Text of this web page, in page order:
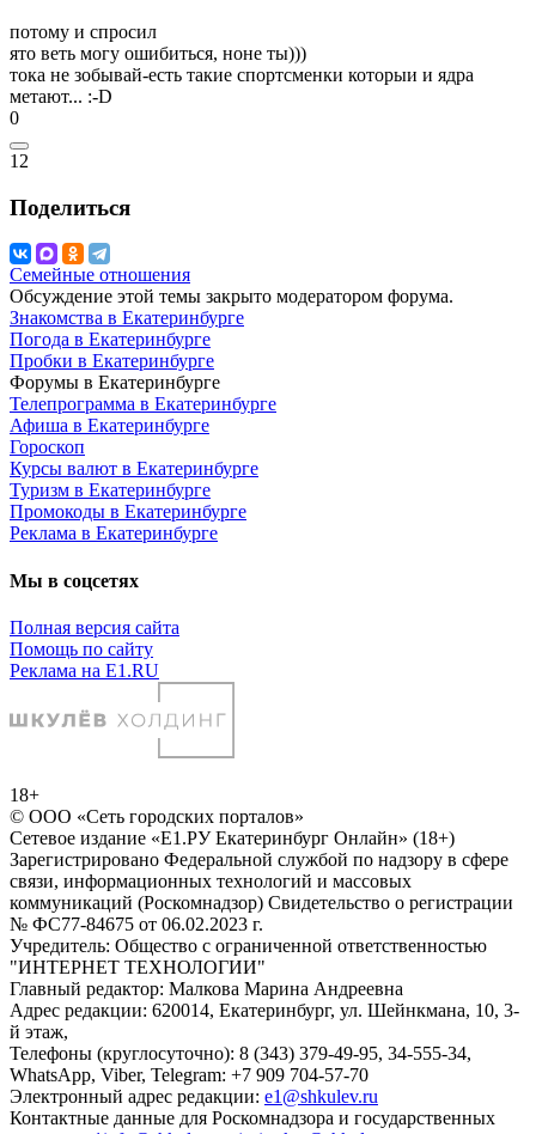
потому и спросил
ято веть могу ошибиться, ноне ты)))
тока не зобывай-есть такие спортсменки которыи и ядра
метают... :-D
0
12
Поделиться
Семейные отношения
Обсуждение этой темы закрыто модератором форума.
Знакомства в Екатеринбурге
Погода в Екатеринбурге
Пробки в Екатеринбурге
Форумы в Екатеринбурге
Телепрограмма в Екатеринбурге
Афиша в Екатеринбурге
Гороскоп
Курсы валют в Екатеринбурге
Туризм в Екатеринбурге
Промокоды в Екатеринбурге
Реклама в Екатеринбурге
Мы в соцсетях
Полная версия сайта
Помощь по сайту
Реклама на E1.RU
18+
© ООО «Сеть городских порталов»
Сетевое издание «Е1.РУ Екатеринбург Онлайн» (18+)
Зарегистрировано Федеральной службой по надзору в сфере
связи, информационных технологий и массовых
коммуникаций (Роскомнадзор) Свидетельство о регистрации
№ ФС77-84675 от 06.02.2023 г.
Учредитель: Общество с ограниченной ответственностью
"ИНТЕРНЕТ ТЕХНОЛОГИИ"
Главный редактор: Малкова Марина Андреевна
Адрес редакции: 620014, Екатеринбург, ул. Шейнкмана, 10, 3-
й этаж,
Телефоны (круглосуточно): 8 (343) 379-49-95, 34-555-34,
WhatsApp, Viber, Telegram: +7 909 704-57-70
Электронный адрес редакции: e1@shkulev.ru
Контактные данные для Роскомнадзора и государственных